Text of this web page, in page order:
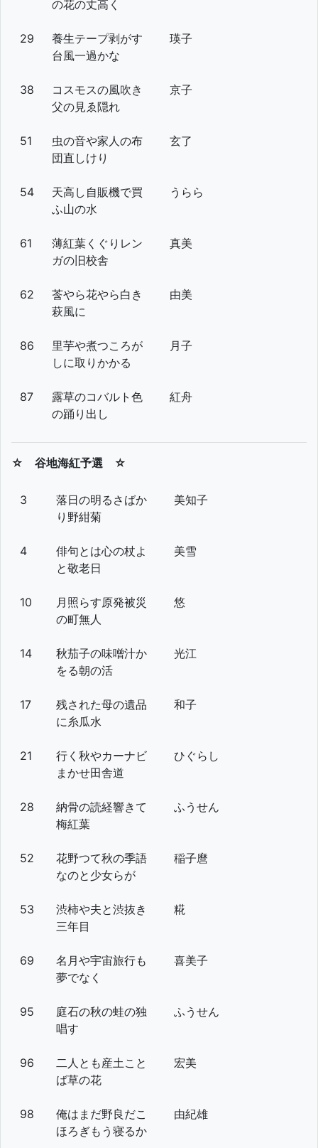
の花の丈高く
29
養生テープ剥がす
台風一過かな
瑛子
38
コスモスの風吹き
父の見ゑ隠れ
京子
51
虫の音や家人の布
団直しけり
玄了
54
天高し自販機で買
ふ山の水
うらら
61
薄紅葉くぐりレン
ガの旧校舎
真美
62
莟やら花やら白き
萩風に
由美
86
里芋や煮つころが
しに取りかかる
月子
87
露草のコバルト色
の踊り出し
紅舟
☆ 谷地海紅予選 ☆
3
落日の明るさばか
り野紺菊
美知子
4
俳句とは心の杖よ
と敬老日
美雪
10
月照らす原発被災
の町無人
悠
14
秋茄子の味噌汁か
をる朝の活
光江
17
残された母の遺品
に糸瓜水
和子
21
行く秋やカーナビ
まかせ田舎道
ひぐらし
28
納骨の読経響きて
梅紅葉
ふうせん
52
花野つて秋の季語
なのと少女らが
稲子麿
53
渋柿や夫と渋抜き
三年目
糀
69
名月や宇宙旅行も
夢でなく
喜美子
95
庭石の秋の蛙の独
唱す
ふうせん
96
二人とも産土こと
ば草の花
宏美
98
俺はまだ野良だこ
ほろぎもう寝るか
由紀雄